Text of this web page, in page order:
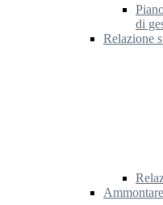
di
Relazione